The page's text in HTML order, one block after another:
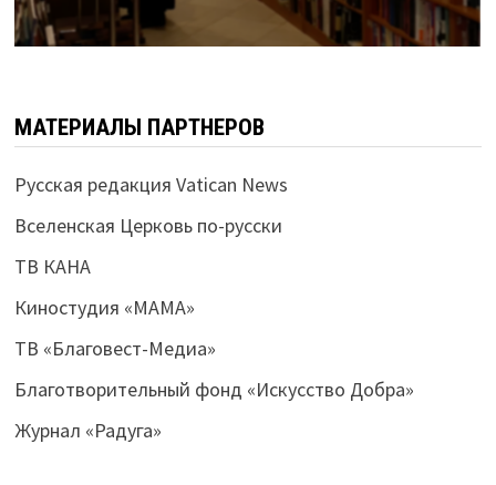
МАТЕРИАЛЫ ПАРТНЕРОВ
Русская редакция Vatican News
Вселенская Церковь по-русски
ТВ КАНА
Киностудия «МАМА»
ТВ «Благовест-Медиа»
Благотворительный фонд «Искусство Добра»
Журнал «Радуга»